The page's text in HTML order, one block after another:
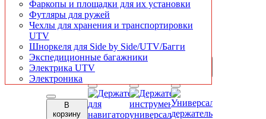
Фаркопы и площадки для их установки
Футляры для ружей
Чехлы для хранения и транспортировки
UTV
Шноркеля для Side by Side/UTV/Багги
Экспедиционные багажники
Электрика UTV
Электроника
В
корзину
дисплей
до
5.5")
2
250
руб.
В
корзину
2
250
руб.
В
корзину
2
руб.
В
2
руб.